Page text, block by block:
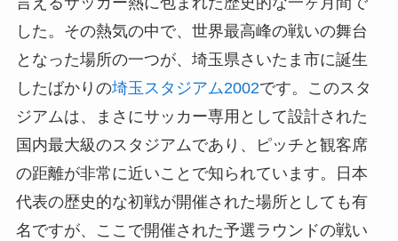
した。その熱気の中で、世界最高峰の戦いの舞台
となった場所の一つが、埼玉県さいたま市に誕生
したばかりの埼玉スタジアム2002です。このスタ
ジアムは、まさにサッカー専用として設計された
国内最大級のスタジアムであり、ピッチと観客席
の距離が非常に近いことで知られています。日本
代表の歴史的な初戦が開催された場所としても有
名ですが、ここで開催された予選ラウンドの戦い